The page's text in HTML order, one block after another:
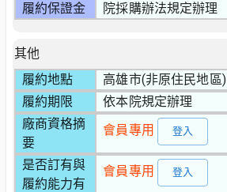
履約保證金
院採購辦法規定辦理
其他
履約地點
高雄市(非原住民地區)
履約期限
依本院規定辦理
廠商資格摘
要
會員專用 登入
是否訂有與
履約能力有
會員專用 登入